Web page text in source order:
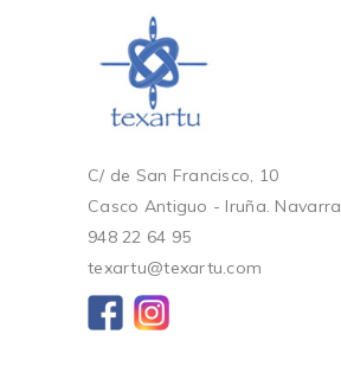
C/ de San Francisco, 10
Casco Antiguo - Iruña. Navarra
948 22 64 95
texartu@texartu.com